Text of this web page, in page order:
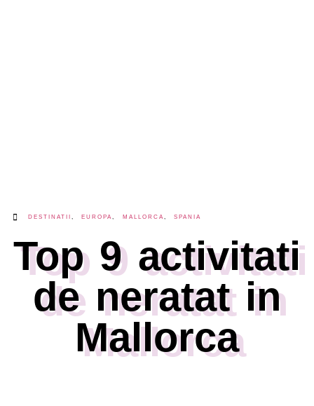
DESTINATII , EUROPA, MALLORCA,SPANIA
Top 9 activitati
de neratat in
Mallorca